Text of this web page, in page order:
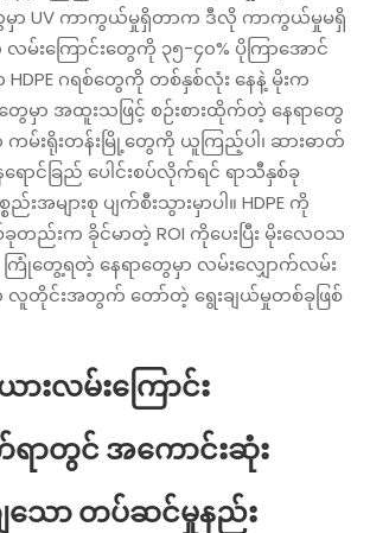
ေမှာ UV ကာကွယ်မှုရှိတာက ဒီလို ကာကွယ်မှုမရှိ
းကြောင်းတွေကို ၃၅-၄၀% ပိုကြာအောင်
HDPE ဂရစ်တွေကို တစ်နှစ်လုံး နေနဲ့ မိုးက
မှာ အထူးသဖြင့် စဉ်းစားထိုက်တဲ့ နေရာတွေ
ကမ်းရိုးတန်းမြို့တွေကို ယူကြည့်ပါ၊ ဆားဓာတ်
ောင်ခြည် ပေါင်းစပ်လိုက်ရင် ရာသီနှစ်ခု
ည်းအများစု ပျက်စီးသွားမှာပါ။ HDPE ကို
တည်းက ခိုင်မာတဲ့ ROI ကိုပေးပြီး မိုးလေဝသ
ြုံတွေ့ရတဲ့ နေရာတွေမှာ လမ်းလျှောက်လမ်း
တိုင်းအတွက် တော်တဲ့ ရွေးချယ်မှုတစ်ခုဖြစ်
းလမ်းကြောင်း
ာတွင် အကောင်းဆုံး
ော တပ်ဆင်မှုနည်း